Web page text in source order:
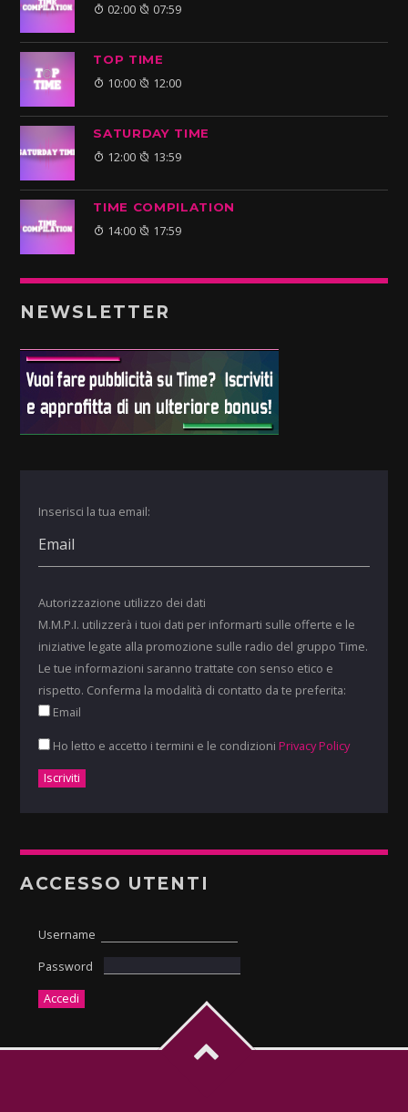
02:00 07:59
TOP TIME
10:00 12:00
SATURDAY TIME
12:00 13:59
TIME COMPILATION
14:00 17:59
NEWSLETTER
Inserisci la tua email:
Autorizzazione utilizzo dei dati
M.M.P.I. utilizzerà i tuoi dati per informarti sulle offerte e le
iniziative legate alla promozione sulle radio del gruppo Time.
Le tue informazioni saranno trattate con senso etico e
rispetto. Conferma la modalità di contatto da te preferita:
Email
Ho letto e accetto i termini e le condizioni Privacy Policy
ACCESSO UTENTI
Username
Password